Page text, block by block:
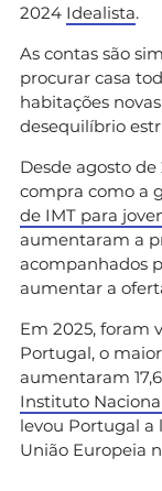
2024 Idealista.
As contas são
procurar casa
habitações
desequilíbrio
Desde agosto
compra como a
de IMT para
aumentaram a
acompanhados
aumentar a
Em 2025, foram
Portugal, o
aumentaram
Instituto
levou Portugal a
União Europeia